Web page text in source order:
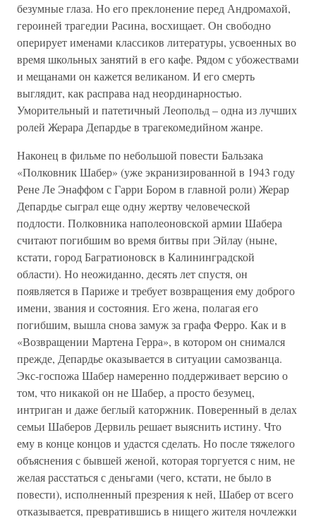
безумные глаза. Но его преклонение перед Андромахой,
героиней трагедии Расина, восхищает. Он свободно
оперирует именами классиков литературы, усвоенных во
время школьных занятий в его кафе. Рядом с убожествами
и мещанами он кажется великаном. И его смерть
выглядит, как расправа над неординарностью.
Уморительный и патетичный Леопольд – одна из лучших
ролей Жерара Депардье в трагекомедийном жанре.
Наконец в фильме по небольшой повести Бальзака
«Полковник Шабер» (уже экранизированной в 1943 году
Рене Ле Энаффом с Гарри Бором в главной роли) Жерар
Депардье сыграл еще одну жертву человеческой
подлости. Полковника наполеоновской армии Шабера
считают погибшим во время битвы при Эйлау (ныне,
кстати, город Багратионовск в Калининградской
области). Но неожиданно, десять лет спустя, он
появляется в Париже и требует возвращения ему доброго
имени, звания и состояния. Его жена, полагая его
погибшим, вышла снова замуж за графа Ферро. Как и в
«Возвращении Мартена Герра», в котором он снимался
прежде, Депардье оказывается в ситуации самозванца.
Экс-госпожа Шабер намеренно поддерживает версию о
том, что никакой он не Шабер, а просто безумец,
интриган и даже беглый каторжник. Поверенный в делах
семьи Шаберов Дервиль решает выяснить истину. Что
ему в конце концов и удастся сделать. Но после тяжелого
объяснения с бывшей женой, которая торгуется с ним, не
желая расстаться с деньгами (чего, кстати, не было в
повести), исполненный презрения к ней, Шабер от всего
отказывается, превратившись в нищего жителя ночлежки